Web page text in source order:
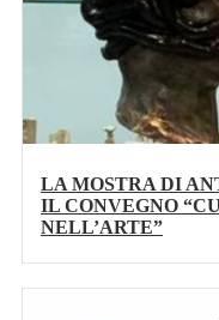
LA MOSTRA DI
IL CONVEGNO
NELL’ARTE”